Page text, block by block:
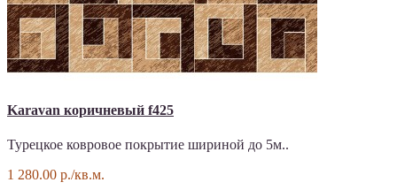
Karavan коричневый f425
Турецкое ковровое покрытие шириной до 5м..
1 280.00 р./кв.м.